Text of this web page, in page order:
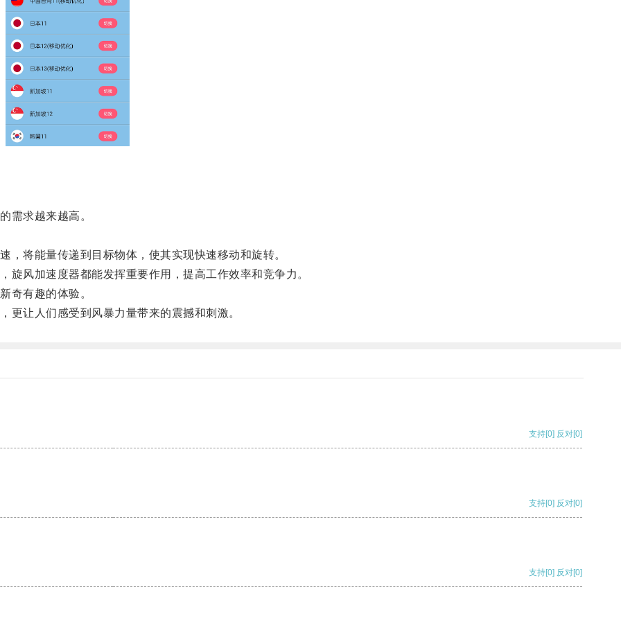
求越来越高。
将能量传递到目标物体，使其实现快速移动和旋转。
风加速度器都能发挥重要作用，提高工作效率和竞争力。
有趣的体验。
让人们感受到风暴力量带来的震撼和刺激。
支持[0] 反对[0]
支持[0] 反对[0]
支持[0] 反对[0]